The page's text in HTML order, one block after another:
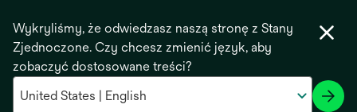
Wykryliśmy, że odwiedzasz naszą stronę z Stany
Zjednoczone. Czy chcesz zmienić język, aby
zobaczyć dostosowane treści?